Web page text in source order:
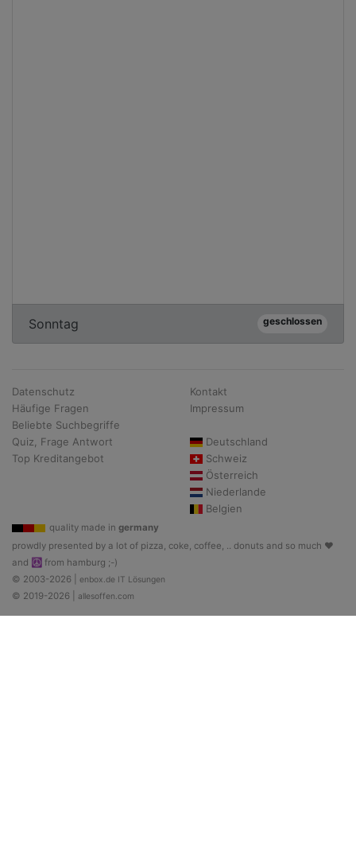
Sonntag geschlossen
Datenschutz
Häufige Fragen
Beliebte Suchbegriffe
Quiz, Frage Antwort
Top Kreditangebot
Kontakt
Impressum
Deutschland
Schweiz
Österreich
Niederlande
Belgien
quality made in germany
prowdly presented by a lot of pizza, coke, coffee, .. donuts and so much ♥
and ☮ from hamburg ;-)
© 2003-2026 | enbox.de IT Lösungen
© 2019-2026 | allesoffen.com